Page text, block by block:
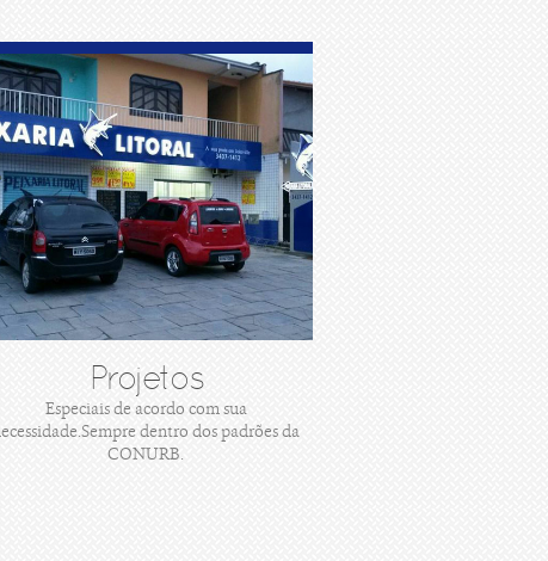
Projetos
Especiais de acordo com sua
dentro dos padrões da
CONURB.